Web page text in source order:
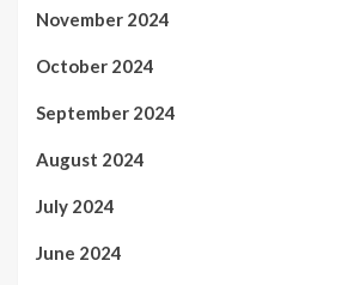
November 2024
October 2024
September 2024
August 2024
July 2024
June 2024